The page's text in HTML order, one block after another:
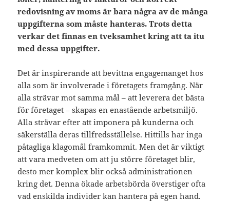
redovisning av moms är bara några av de många
uppgifterna som måste hanteras. Trots detta
verkar det finnas en tveksamhet kring att ta itu
med dessa uppgifter.
Det är inspirerande att bevittna engagemanget hos
alla som är involverade i företagets framgång. När
alla strävar mot samma mål – att leverera det bästa
för företaget – skapas en enastående arbetsmiljö.
Alla strävar efter att imponera på kunderna och
säkerställa deras tillfredsställelse. Hittills har inga
påtagliga klagomål framkommit. Men det är viktigt
att vara medveten om att ju större företaget blir,
desto mer komplex blir också administrationen
kring det. Denna ökade arbetsbörda överstiger ofta
vad enskilda individer kan hantera på egen hand.